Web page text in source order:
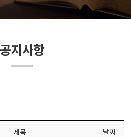
공지사항
제목 날짜